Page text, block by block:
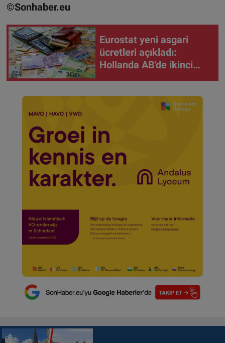
©Sonhaber.eu
Eurostat yeni asgari
ücretleri açıkladı:
Hollanda AB'de ikinci